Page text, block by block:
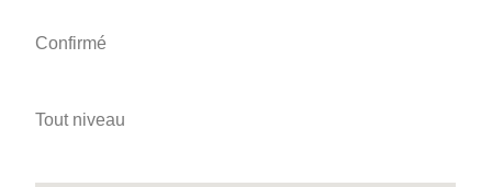
Confirmé
Tout niveau